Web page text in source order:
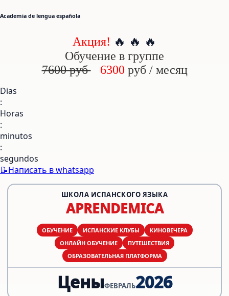
Academia de lengua española
Акция! 🔥 🔥 🔥
Обучение в группе
7600 руб
6300 руб / месяц
Dias
:
Horas
:
minutos
:
segundos
📝Написать в whatsapp
ШКОЛА ИСПАНСКОГО ЯЗЫКА
APRENDEMICA
ОБУЧЕНИЕ ИСПАНСКИЕ КЛУБЫ
КИНОВЕЧЕРА
ОНЛАЙН ОБУЧЕНИЕ
ПУТЕШЕСТВИЯ
ОБРАЗОВАТЕЛЬНАЯ ПЛАТФОРМА
ЦеныФЕВРАЛЬ2026